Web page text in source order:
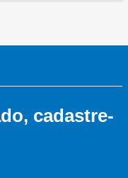
cadastre-